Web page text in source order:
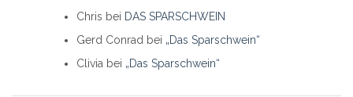
Chris bei DAS SPARSCHWEIN
Gerd Conrad bei „Das Sparschwein“
Clivia bei „Das Sparschwein“